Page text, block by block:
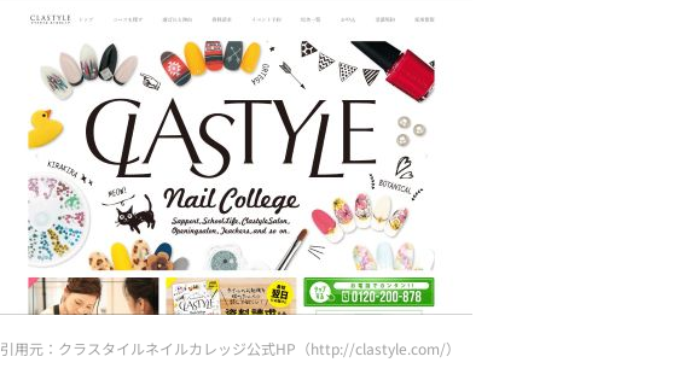
引用元：クラスタイルネイルカレッジ公式HP（http://clastyle.com/）